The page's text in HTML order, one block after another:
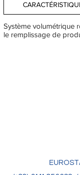
Système volumétrique
le remplissage de